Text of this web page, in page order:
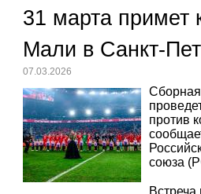
31 марта примет
Мали в Санкт-
07.03.2026
против
союза